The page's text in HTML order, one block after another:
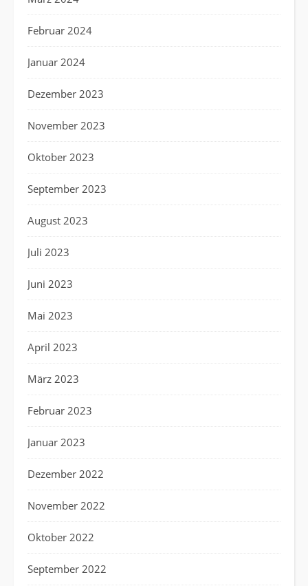
Februar 2024
Januar 2024
Dezember 2023
November 2023
Oktober 2023
September 2023
August 2023
Juli 2023
Juni 2023
Mai 2023
April 2023
März 2023
Februar 2023
Januar 2023
Dezember 2022
November 2022
Oktober 2022
September 2022